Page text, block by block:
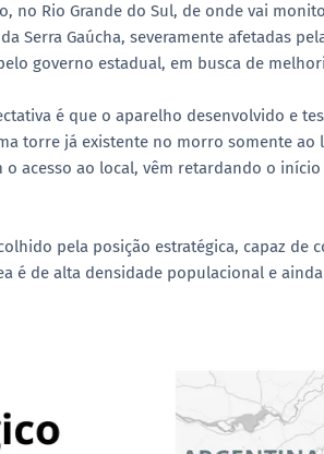
no Rio Grande do Sul, de onde vai
Serra Gaúcha, severamente afetadas
governo estadual, em busca de
é que o aparelho desenvolvido e
torre já existente no morro somente
acesso ao local, vêm retardando o
pela posição estratégica, capaz de
é de alta densidade populacional e